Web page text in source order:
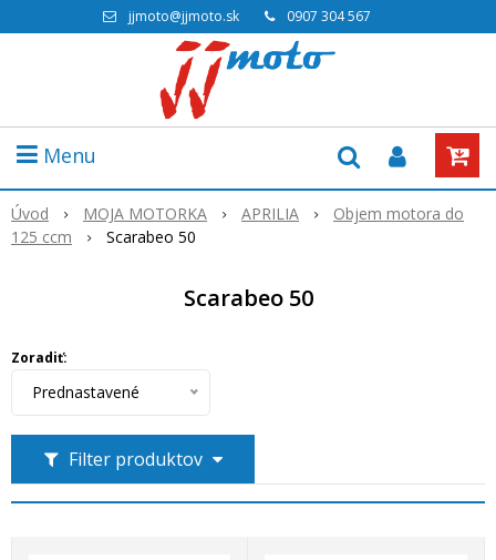
jjmoto@jjmoto.sk 0907 304 567
Menu
Úvod MOJA MOTORKA APRILIA
Objem motora do
125 ccm
Scarabeo 50
Scarabeo 50
Filter produktov
Zoradiť:
Prednastavené